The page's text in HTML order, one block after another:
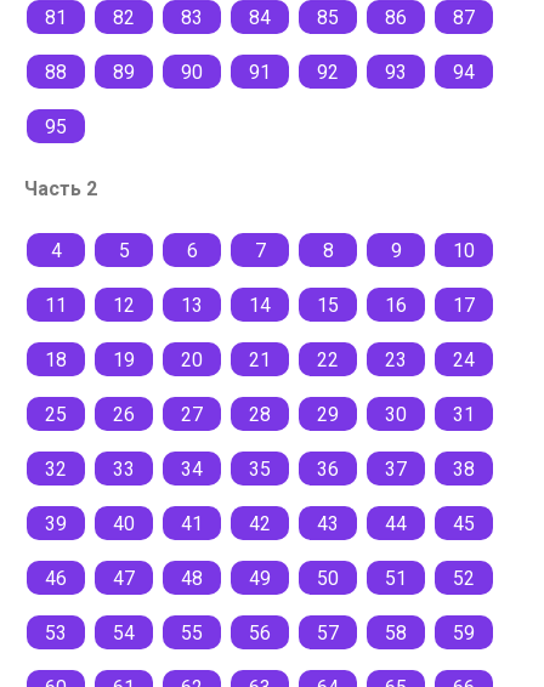
81 82 83 84 85 86 87
88 89 90 91 92 93 94
95
Часть 2
4 5 6 7 8 9 10
11 12 13 14 15 16 17
18 19 20 21 22 23 24
25 26 27 28 29 30 31
32 33 34 35 36 37 38
39 40 41 42 43 44 45
46 47 48 49 50 51 52
53 54 55 56 57 58 59